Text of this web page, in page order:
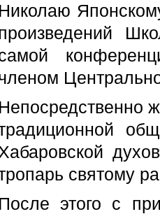
Николаю
Непосредственно
святому
После этого с